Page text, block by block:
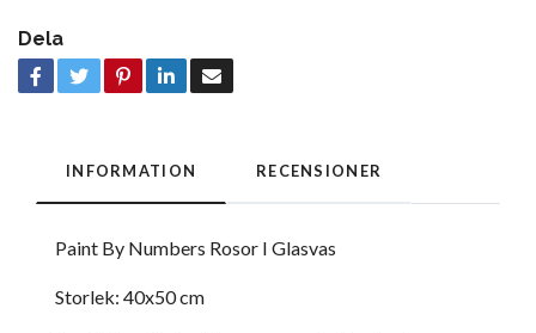
Dela
INFORMATION RECENSIONER
Paint By Numbers Rosor I Glasvas
Storlek: 40x50 cm